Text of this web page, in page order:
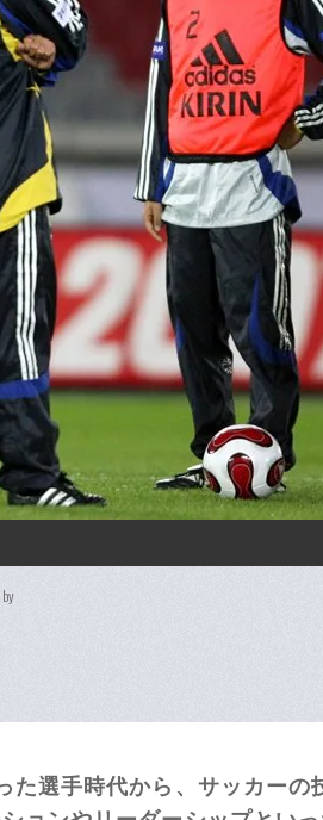
選手時代から、サッカーの